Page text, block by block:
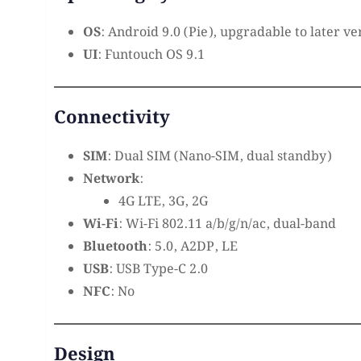
OS: Android 9.0 (Pie), upgradable to later
UI: Funtouch OS 9.1
Connectivity
SIM: Dual SIM (Nano-SIM, dual standby)
Network:
4G LTE, 3G, 2G
Wi-Fi: Wi-Fi 802.11 a/b/g/n/ac, dual-band
Bluetooth: 5.0, A2DP, LE
USB: USB Type-C 2.0
NFC: No
Design